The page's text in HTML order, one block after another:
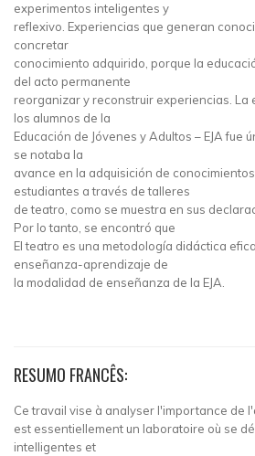
experimentos inteligentes y
reflexivo. Experiencias que generan
concretar
conocimiento adquirido, porque la
del acto permanente
reorganizar y reconstruir experiencias. La
los alumnos de la
Educación de Jóvenes y Adultos – EJA fue
se notaba la
avance en la adquisición de
estudiantes a través de talleres
de teatro, como se muestra en sus
Por lo tanto, se encontró que
El teatro es una metodología didáctica
enseñanza-aprendizaje de
la modalidad de enseñanza de la EJA.
RESUMO FRANCÊS:
Ce travail vise à analyser l'importance de
est essentiellement un laboratoire où se
intelligentes et